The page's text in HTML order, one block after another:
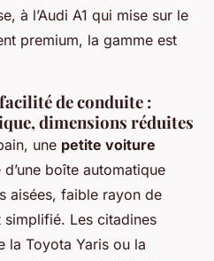
à l’Audi A1 qui mise sur le
premium, la gamme est
de conduite :
dimensions réduites
une petite voiture
d’une boîte automatique
aisées, faible rayon de
simplifié. Les citadines
la Toyota Yaris ou la